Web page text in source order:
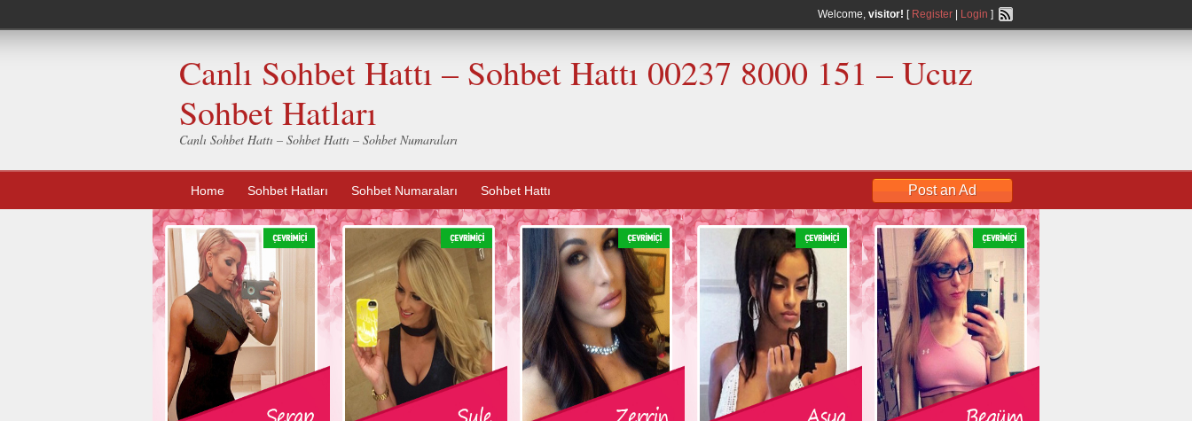
Welcome, visitor! [ Register Login ]
Canlı Sohbet Hattı – Sohbet Hattı 00237 8000 151 – Ucuz
Sohbet Hatları
Canlı Sohbet Hattı – Sohbet Hattı – Sohbet Numaraları
Home Sohbet Hatları Sohbet Numaraları Sohbet Hattı Post an Ad